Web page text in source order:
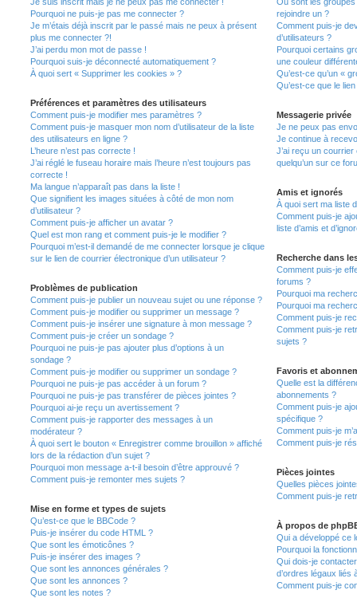
Pourquoi ne puis-je pas me connecter ?
Je m’étais déjà inscrit par le passé mais ne peux à présent
plus me connecter ?!
J’ai perdu mon mot de passe !
Pourquoi suis-je déconnecté automatiquement ?
À quoi sert « Supprimer les cookies » ?
Préférences et paramètres des utilisateurs
Comment puis-je modifier mes paramètres ?
Comment puis-je masquer mon nom d’utilisateur de la liste
des utilisateurs en ligne ?
L’heure n’est pas correcte !
J’ai réglé le fuseau horaire mais l’heure n’est toujours pas
correcte !
Ma langue n’apparaît pas dans la liste !
Que signifient les images situées à côté de mon nom
d’utilisateur ?
Comment puis-je afficher un avatar ?
Quel est mon rang et comment puis-je le modifier ?
Pourquoi m’est-il demandé de me connecter lorsque je clique
sur le lien de courrier électronique d’un utilisateur ?
Problèmes de publication
Comment puis-je publier un nouveau sujet ou une réponse ?
Comment puis-je modifier ou supprimer un message ?
Comment puis-je insérer une signature à mon message ?
Comment puis-je créer un sondage ?
Pourquoi ne puis-je pas ajouter plus d’options à un
sondage ?
Comment puis-je modifier ou supprimer un sondage ?
Pourquoi ne puis-je pas accéder à un forum ?
Pourquoi ne puis-je pas transférer de pièces jointes ?
Pourquoi ai-je reçu un avertissement ?
Comment puis-je rapporter des messages à un
modérateur ?
À quoi sert le bouton « Enregistrer comme brouillon » affiché
lors de la rédaction d’un sujet ?
Pourquoi mon message a-t-il besoin d’être approuvé ?
Comment puis-je remonter mes sujets ?
Mise en forme et types de sujets
Qu’est-ce que le BBCode ?
Puis-je insérer du code HTML ?
Que sont les émoticônes ?
Puis-je insérer des images ?
Que sont les annonces générales ?
Que sont les annonces ?
Que sont les notes ?
rejoindre un ?
Comment puis-je
d’utilisateurs ?
Pourquoi certains
une couleur
Qu’est-ce qu’un «
Qu’est-ce que le lien
Messagerie privée
Je ne peux pas
Je continue à
J’ai reçu un
quelqu’un sur ce
Amis et ignorés
À quoi sert ma liste
Comment puis-je
liste d’amis et
Recherche dans
Comment puis-je
forums ?
Pourquoi ma
Pourquoi ma
Comment puis-je
Comment puis-je
sujets ?
Favoris et
Quelle est la
abonnements ?
Comment puis-je
spécifique ?
Comment puis-je
Comment puis-je
Pièces jointes
Quelles pièces
Comment puis-je
À propos de
Qui a développé ce
Pourquoi la
Qui dois-je
d’ordres légaux liés
Comment puis-je